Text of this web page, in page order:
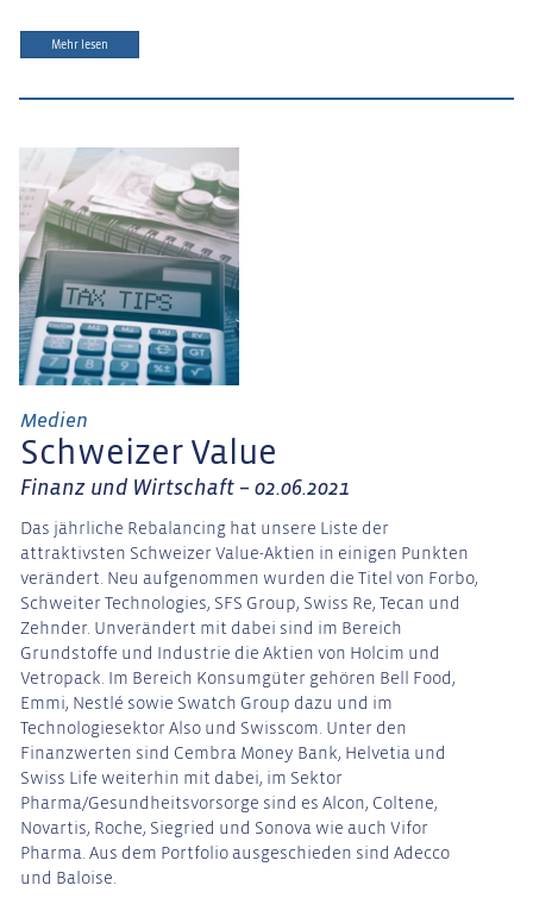
Mehr lesen
Medien
Schweizer Value
Finanz und Wirtschaft – 02.06.2021
Das jährliche Rebalancing hat unsere Liste der
attraktivsten Schweizer Value-Aktien in einigen Punkten
verändert. Neu aufgenommen wurden die Titel von Forbo,
Schweiter Technologies, SFS Group, Swiss Re, Tecan und
Zehnder. Unverändert mit dabei sind im Bereich
Grundstoffe und Industrie die Aktien von Holcim und
Vetropack. Im Bereich Konsumgüter gehören Bell Food,
Emmi, Nestlé sowie Swatch Group dazu und im
Technologiesektor Also und Swisscom. Unter den
Finanzwerten sind Cembra Money Bank, Helvetia und
Swiss Life weiterhin mit dabei, im Sektor
Pharma/Gesundheitsvorsorge sind es Alcon, Coltene,
Novartis, Roche, Siegried und Sonova wie auch Vifor
Pharma. Aus dem Portfolio ausgeschieden sind Adecco
und Baloise.